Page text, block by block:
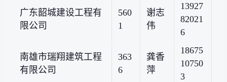
广东韶城建设工程有
限公司
560
1
谢志
伟
13927
82021
6
南雄市瑞翔建筑工程
有限公司
363
6
龚香
萍
18675
10750
3